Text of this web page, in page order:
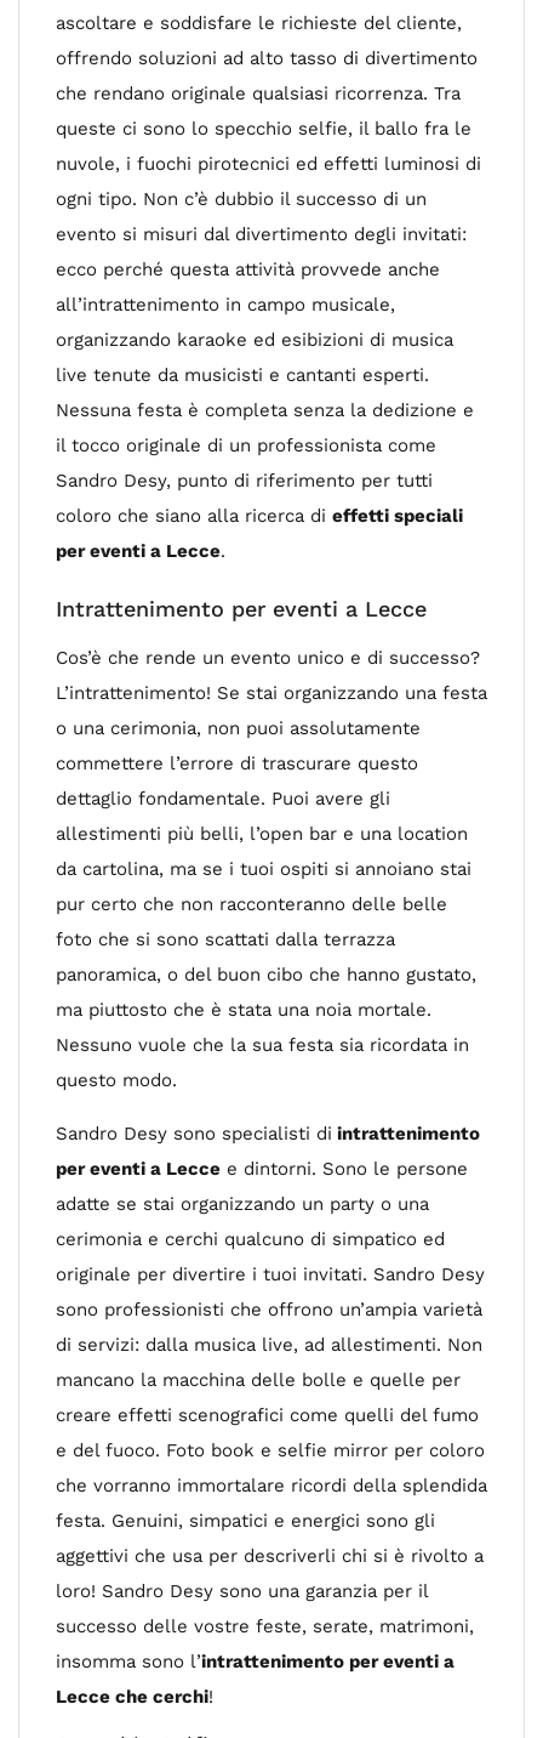
ascoltare e soddisfare le richieste del cliente,
offrendo soluzioni ad alto tasso di divertimento
che rendano originale qualsiasi ricorrenza. Tra
queste ci sono lo specchio selfie, il ballo fra le
nuvole, i fuochi pirotecnici ed effetti luminosi di
ogni tipo. Non c’è dubbio il successo di un
evento si misuri dal divertimento degli invitati:
ecco perché questa attività provvede anche
all’intrattenimento in campo musicale,
organizzando karaoke ed esibizioni di musica
live tenute da musicisti e cantanti esperti.
Nessuna festa è completa senza la dedizione e
il tocco originale di un professionista come
Sandro Desy, punto di riferimento per tutti
coloro che siano alla ricerca di effetti speciali
per eventi a Lecce.
Intrattenimento per eventi a Lecce
Cos’è che rende un evento unico e di successo?
L’intrattenimento! Se stai organizzando una festa
o una cerimonia, non puoi assolutamente
commettere l’errore di trascurare questo
dettaglio fondamentale. Puoi avere gli
allestimenti più belli, l’open bar e una location
da cartolina, ma se i tuoi ospiti si annoiano stai
pur certo che non racconteranno delle belle
foto che si sono scattati dalla terrazza
panoramica, o del buon cibo che hanno gustato,
ma piuttosto che è stata una noia mortale.
Nessuno vuole che la sua festa sia ricordata in
questo modo.
Sandro Desy sono specialisti di intrattenimento
per eventi a Lecce e dintorni. Sono le persone
adatte se stai organizzando un party o una
cerimonia e cerchi qualcuno di simpatico ed
originale per divertire i tuoi invitati. Sandro Desy
sono professionisti che offrono un’ampia varietà
di servizi: dalla musica live, ad allestimenti. Non
mancano la macchina delle bolle e quelle per
creare effetti scenografici come quelli del fumo
e del fuoco. Foto book e selfie mirror per coloro
che vorranno immortalare ricordi della splendida
festa. Genuini, simpatici e energici sono gli
aggettivi che usa per descriverli chi si è rivolto a
loro! Sandro Desy sono una garanzia per il
successo delle vostre feste, serate, matrimoni,
insomma sono l’intrattenimento per eventi a
Lecce che cerchi!